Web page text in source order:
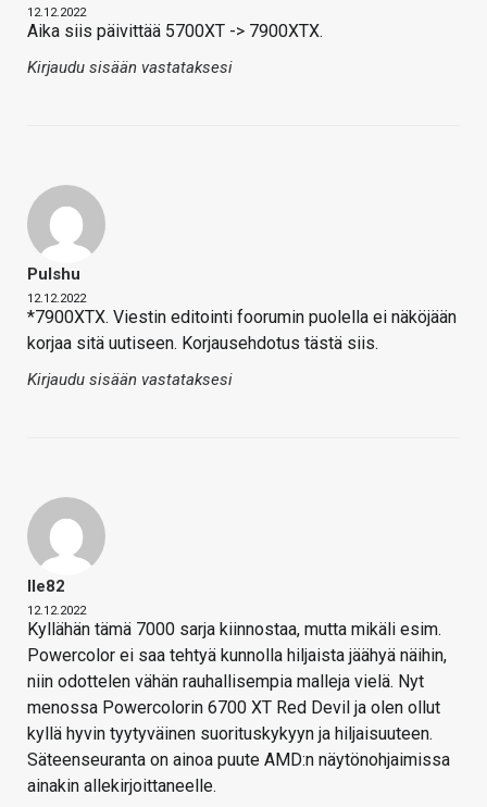
12.12.2022
Aika siis päivittää 5700XT -> 7900XTX.
Kirjaudu sisään vastataksesi
Pulshu
12.12.2022
*7900XTX. Viestin editointi foorumin puolella ei näköjään
korjaa sitä uutiseen. Korjausehdotus tästä siis.
Kirjaudu sisään vastataksesi
Ile82
12.12.2022
Kyllähän tämä 7000 sarja kiinnostaa, mutta mikäli esim.
Powercolor ei saa tehtyä kunnolla hiljaista jäähyä näihin,
niin odottelen vähän rauhallisempia malleja vielä. Nyt
menossa Powercolorin 6700 XT Red Devil ja olen ollut
kyllä hyvin tyytyväinen suorituskykyyn ja hiljaisuuteen.
Säteenseuranta on ainoa puute AMD:n näytönohjaimissa
ainakin allekirjoittaneelle.